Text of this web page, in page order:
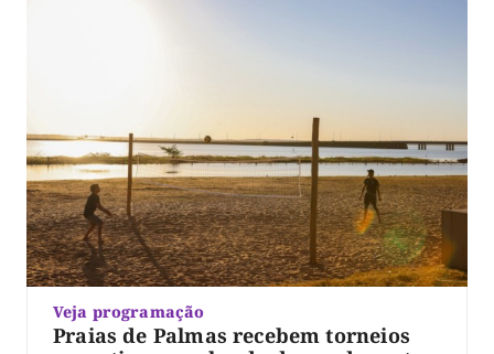
Veja programação
Praias de Palmas recebem torneios